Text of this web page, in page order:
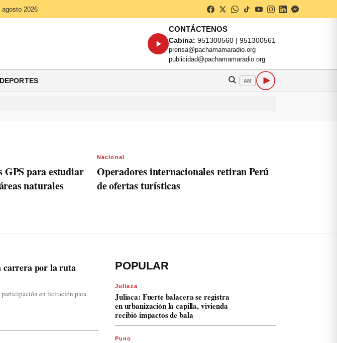
2026
CONTÁCTENOS
Cabina: 951300560 | 951300561
prensa@pachamamaradio.org
publicidad@pachamamaradio.org
DEPORTES AM
para estudiar
naturales
Nacional
Operadores internacionales retiran Perú
de ofertas turísticas
carrera por la ruta
en licitación para
POPULAR
Juliaca
Juliaca: Fuerte balacera se registra
en urbanización la capilla, vivienda
recibió impactos de bala
Puno